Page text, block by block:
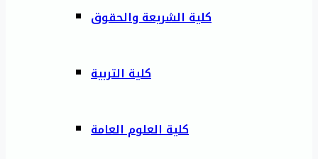
كلية الشريعة والحقوق
كلية التربية
كلية العلوم العامة